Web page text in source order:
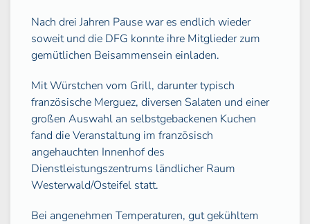
Nach drei Jahren Pause war es endlich wieder
soweit und die DFG konnte ihre Mitglieder zum
gemütlichen Beisammensein einladen.
Mit Würstchen vom Grill, darunter typisch
französische Merguez, diversen Salaten und einer
großen Auswahl an selbstgebackenen Kuchen
fand die Veranstaltung im französisch
angehauchten Innenhof des
Dienstleistungszentrums ländlicher Raum
Westerwald/Osteifel statt.
Bei angenehmen Temperaturen, gut gekühltem